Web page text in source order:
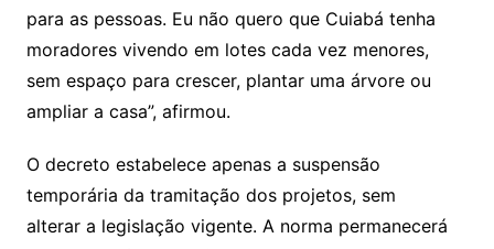
para as pessoas. Eu não quero que Cuiabá tenha
moradores vivendo em lotes cada vez menores,
sem espaço para crescer, plantar uma árvore ou
ampliar a casa”, afirmou.
O decreto estabelece apenas a suspensão
temporária da tramitação dos projetos, sem
alterar a legislação vigente. A norma permanecerá